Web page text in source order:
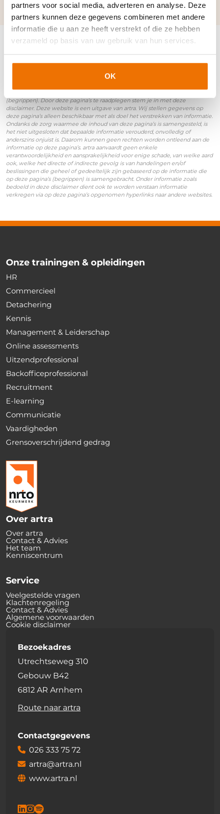
partners voor social media, adverteren en analyse. Deze
partners kunnen deze gegevens combineren met andere
informatie die u aan ze heeft verstrekt of die ze hebben
verzameld op basis van uw gebruik van hun services.
OK
(begrippen). Door deze pagina’s te raadplegen stem je in met deze
disclaimer. Deze website is een uitgave van artra. Wij stellen gegevens op
deze pagina’s alleen beschikbaar met als doel het verstrekken van informatie.
Ondanks de zorg waarmee de inhoud van deze pagina’s is samengesteld, is
het niet uitgesloten dat bepaalde informatie verouderd, onvolledig of
anderszins onjuist is. Daarom kunnen geen rechten worden ontleend aan de
informatie op deze pagina’s. artra aanvaardt geen enkele
verantwoordelijkheid en aansprakelijkheid voor enige schade, van welke aard
ook, welke het directe of indirecte gevolg is van handelingen en/of
beslissingen die geheel of gedeeltelijk zijn gebaseerd op de informatie die
op deze pagina’s (begrippen) is samengebracht. Onder informatie zoals
bedoeld in deze disclaimer dient ook te worden verstaan informatie
verkregen via op deze pagina’s opgenomen hyperlinks naar andere websites.
Onze trainingen & opleidingen
HR
Commercieel
Detachering
Kennis
Management & Leiderschap
Online assessments
Uitzendprofessional
Backofficeprofessional
Recruitment
E-learning
Communicatie
Vaardigheden
Grensoverschrijdend gedrag
Over artra
Over artra
Contact & Advies
Het team
Kenniscentrum
Service
Veelgestelde vragen
Klachtenregeling
Contact & Advies
Algemene voorwaarden
Cookie disclaimer
Bezoekadres
Utrechtseweg 310
Gebouw B42
6812 AR Arnhem
Route naar artra
Contactgegevens
026 333 75 72
artra@artra.nl
www.artra.nl